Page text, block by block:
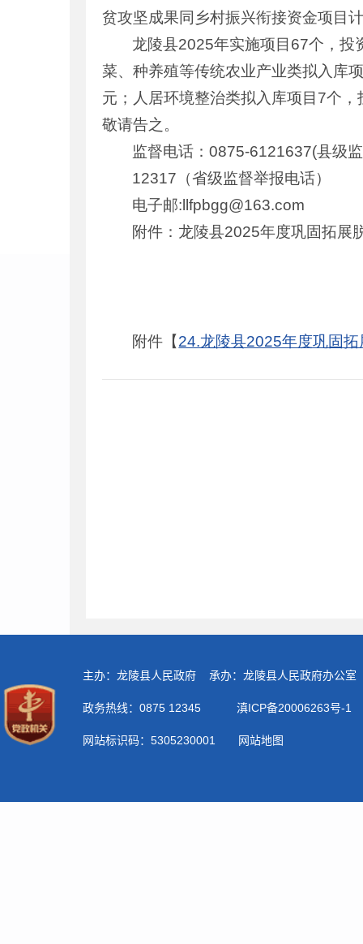
贫攻坚成果同乡村振兴衔接资金项目
龙陵县2025年实施项目67个，
菜、种养殖等传统农业产业类拟入库
元；人居环境整治类拟入库项目7个
敬请告之。
监督电话：0875-6121637(县级
12317（省级监督举报电话）
电子邮:llfpbgg@163.com
附件：龙陵县2025年度巩固拓展
附件【24.龙陵县2025年度巩固